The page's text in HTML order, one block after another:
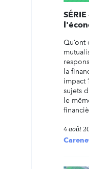
la
impact
sujets
le
4 août